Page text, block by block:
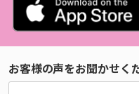
お客様の声をお聞かせく